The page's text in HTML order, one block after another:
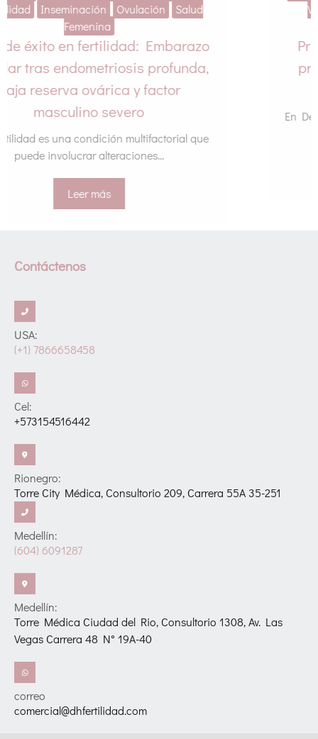
Vitro
Inducción Ovulación
Primera cita en Dejando Huella: el
primer paso hacia tu sueño de ser
padres
En Dejando Huella, entendemos que cada historia
de pareja es única. Por eso, en la...
Contáctenos
USA:
(+1) 7866658458
Cel:
+573154516442
Rionegro:
Torre City Médica, Consultorio 209, Carrera 55A 35-251
Medellín:
(604) 6091287
Medellín:
Torre Médica Ciudad del Rio, Consultorio 1308, Av. Las
Vegas Carrera 48 N° 19A-40
correo
comercial@dhfertilidad.com